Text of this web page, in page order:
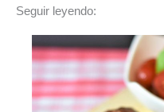
Seguir leyendo: